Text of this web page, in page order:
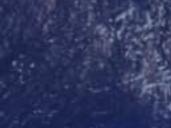
Лице задужено за
Мирко